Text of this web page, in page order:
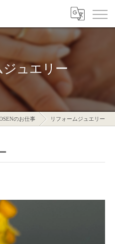
ュエリー
のお仕事 リフォームジュエリー